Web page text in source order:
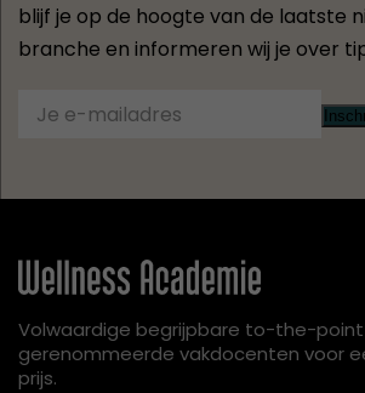
blijf je op de hoogte van de laatste
branche en informeren wij je over
Volwaardige begrijpbare to-the-
gerenommeerde vakdocenten voor
prijs.